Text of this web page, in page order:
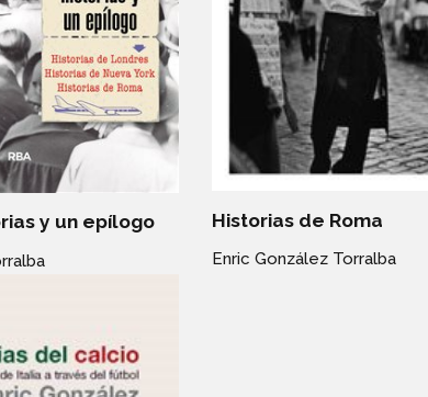
y un epílogo Historias de Roma
Enric González Torralba